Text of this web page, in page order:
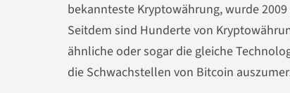
bekannteste Kryptowährung, wurde
Seitdem sind Hunderte von
ähnliche oder sogar die gleiche
die Schwachstellen von Bitcoin